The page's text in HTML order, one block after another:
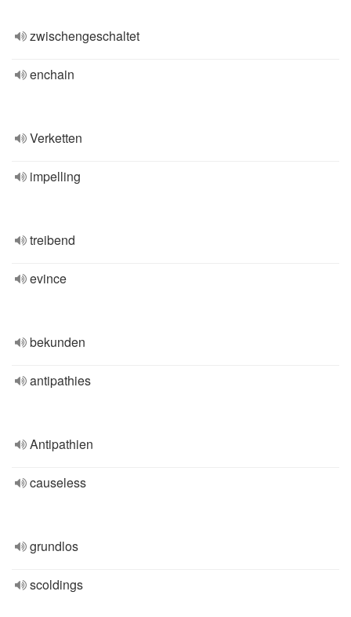
zwischengeschaltet
enchain
Verketten
impelling
treibend
evince
bekunden
antipathies
Antipathien
causeless
grundlos
scoldings